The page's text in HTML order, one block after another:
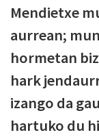
Mendietxe
aurrean;
hormetan
hark
izango da
hartuko du